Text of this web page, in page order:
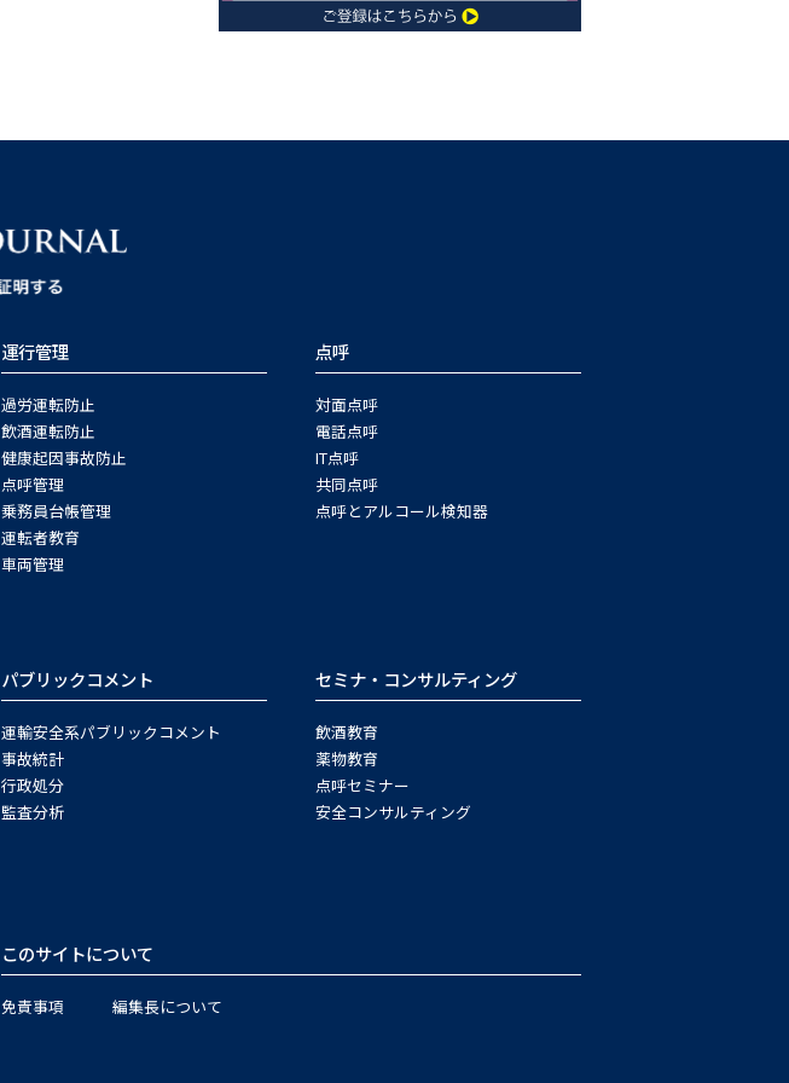
運行管理
過労運転防止
飲酒運転防止
健康起因事故防止
点呼管理
乗務員台帳管理
運転者教育
車両管理
点呼
対面点呼
電話点呼
IT点呼
共同点呼
点呼とアルコール検知器
パブリックコメント
運輸安全系パブリックコメント
事故統計
行政処分
監査分析
セミナ・コンサルティング
飲酒教育
薬物教育
点呼セミナー
安全コンサルティング
このサイトについて
免責事項 編集長について